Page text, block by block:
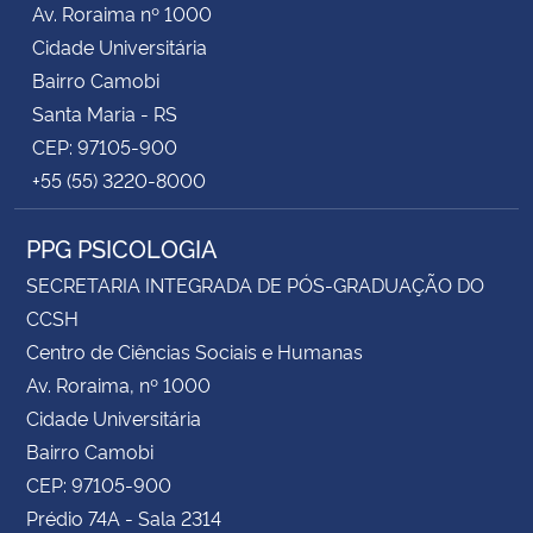
Secretaria-Geral
Secretaria de Governo
Gabinete de Segurança Institucional
Advocacia-Geral da União
Av. Roraima nº 1000
Cidade Universitária
Bairro Camobi
Santa Maria - RS
CEP: 97105-900
+55 (55) 3220-8000
PPG PSICOLOGIA
SECRETARIA INTEGRADA DE PÓS-GRADUAÇÃO DO
CCSH
Centro de Ciências Sociais e Humanas
Av. Roraima, nº 1000
Cidade Universitária
Bairro Camobi
CEP: 97105-900
Prédio 74A - Sala 2314